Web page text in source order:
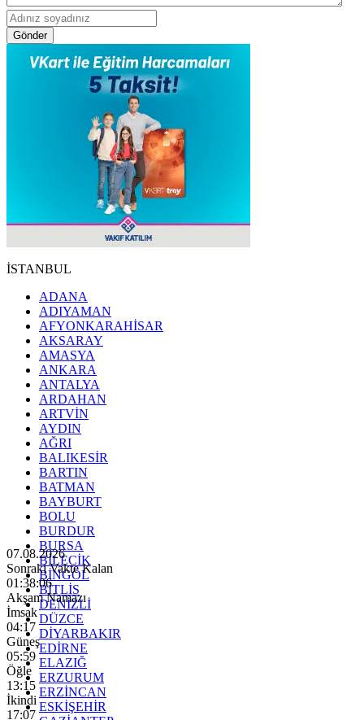
Gönder
İSTANBUL
ADANA
ADIYAMAN
AFYONKARAHİSAR
AKSARAY
AMASYA
ANKARA
ANTALYA
ARDAHAN
ARTVİN
AYDIN
AĞRI
BALIKESİR
BARTIN
BATMAN
BAYBURT
BOLU
BURDUR
BURSA
BİLECİK
BİNGÖL
BİTLİS
DENİZLİ
DÜZCE
DİYARBAKIR
EDİRNE
ELAZIĞ
ERZURUM
ERZİNCAN
ESKİŞEHİR
07.08.2026
Sonraki Vakte Kalan
01:38:05
Akşam Namazı
İmsak
04:17
Güneş
05:59
Öğle
13:15
İkindi
17:07